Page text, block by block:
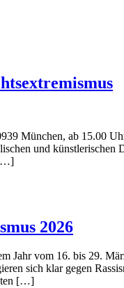
München, ab 15.00
und
[…]
2026
Jahr vom 16. bis 29.
sich klar gegen
[…]